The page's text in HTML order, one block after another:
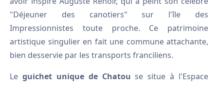
"Déjeuner des canotiers" sur l'île des
Impressionnistes toute proche. Ce patrimoine
artistique singulier en fait une commune attachante,
bien desservie par les transports franciliens.
Le guichet unique de Chatou se situe à l'Espace